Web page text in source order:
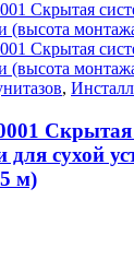
,
Скрытая
для сухой
м)